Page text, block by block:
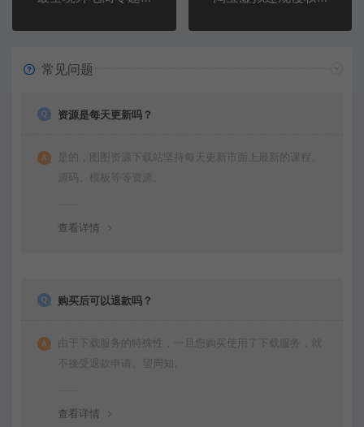
常见问题
资源是每天更新吗？
是的，图图资源下载站坚持每天更新市面上最新的课程、
源码、模板等等资源。
查看详情
购买后可以退款吗？
由于下载服务的特殊性，一旦您购买使用了下载服务，就
不接受退款申请。望周知。
查看详情